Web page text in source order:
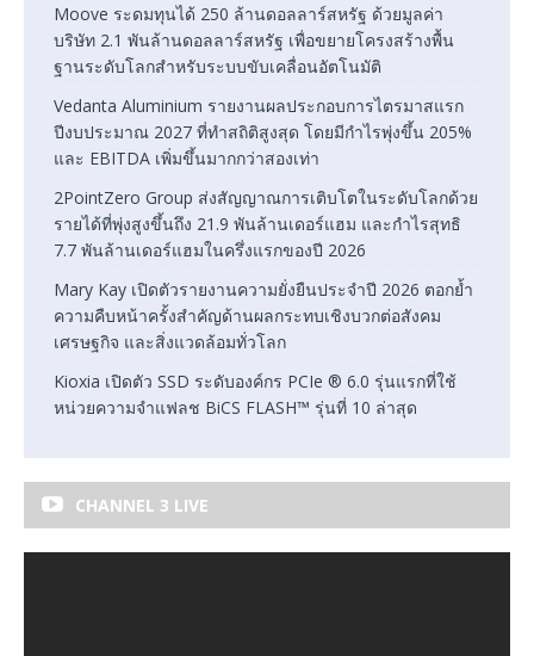
Moove ระดมทุนได้ 250 ล้านดอลลาร์สหรัฐ ด้วยมูลค่า
บริษัท 2.1 พันล้านดอลลาร์สหรัฐ เพื่อขยายโครงสร้างพื้น
ฐานระดับโลกสำหรับระบบขับเคลื่อนอัตโนมัติ
Vedanta Aluminium รายงานผลประกอบการไตรมาสแรก
ปีงบประมาณ 2027 ที่ทำสถิติสูงสุด โดยมีกำไรพุ่งขึ้น 205%
และ EBITDA เพิ่มขึ้นมากกว่าสองเท่า
2PointZero Group ส่งสัญญาณการเติบโตในระดับโลกด้วย
รายได้ที่พุ่งสูงขึ้นถึง 21.9 พันล้านเดอร์แฮม และกำไรสุทธิ
7.7 พันล้านเดอร์แฮมในครึ่งแรกของปี 2026
Mary Kay เปิดตัวรายงานความยั่งยืนประจำปี 2026 ตอกย้ำ
ความคืบหน้าครั้งสำคัญด้านผลกระทบเชิงบวกต่อสังคม
เศรษฐกิจ และสิ่งแวดล้อมทั่วโลก
Kioxia เปิดตัว SSD ระดับองค์กร PCIe ® 6.0 รุ่นแรกที่ใช้
หน่วยความจำแฟลช BiCS FLASH™ รุ่นที่ 10 ล่าสุด
CHANNEL 3 LIVE